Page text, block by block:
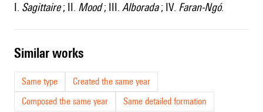
I. Sagittaire; II. Mood; III. Alborada; IV. Faran-Ngó.
similar works
Same type
Created the same year
Composed the same year
Same detailed formation